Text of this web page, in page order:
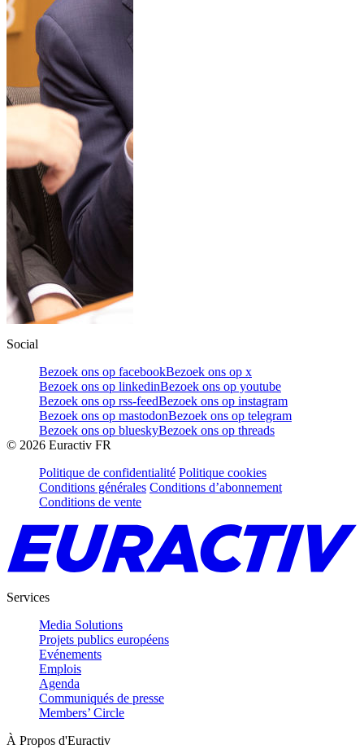
Social
Bezoek ons op facebookBezoek ons op x
Bezoek ons op linkedinBezoek ons op youtube
Bezoek ons op rss-feedBezoek ons op instagram
Bezoek ons op mastodonBezoek ons op telegram
Bezoek ons op blueskyBezoek ons op threads
© 2026 Euractiv FR
Politique de confidentialité Politique cookies
Conditions générales Conditions d’abonnement
Conditions de vente
Services
Media Solutions
Projets publics européens
Evénements
Emplois
Agenda
Communiqués de presse
Members’ Circle
À Propos d'Euractiv